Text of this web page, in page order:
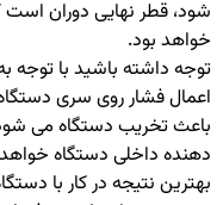
خواهد بود.
توجه داشته باشید با توجه
اعمال فشار روی سری دستگاه
باعث تخریب دستگاه می
دهنده داخلی دستگاه
بهترین نتیجه در کار با